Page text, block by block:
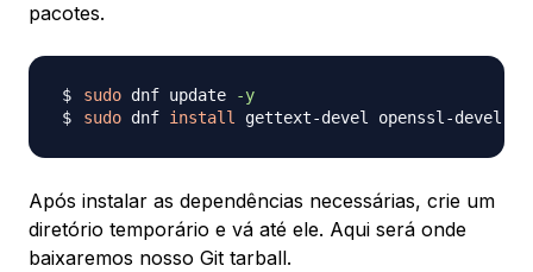
pacotes.
sudo dnf update
-y
sudo dnf install gettext-devel openssl-devel
Após instalar as dependências necessárias, crie um
diretório temporário e vá até ele. Aqui será onde
baixaremos nosso Git tarball.